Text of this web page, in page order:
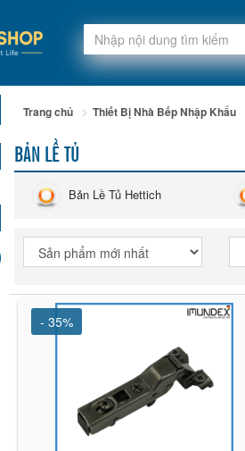
Trang chủ Thiết Bị Nhà Bếp Nhập Khẩu
BẢN LỀ TỦ
Bản Lề Tủ Hettich
- 35%